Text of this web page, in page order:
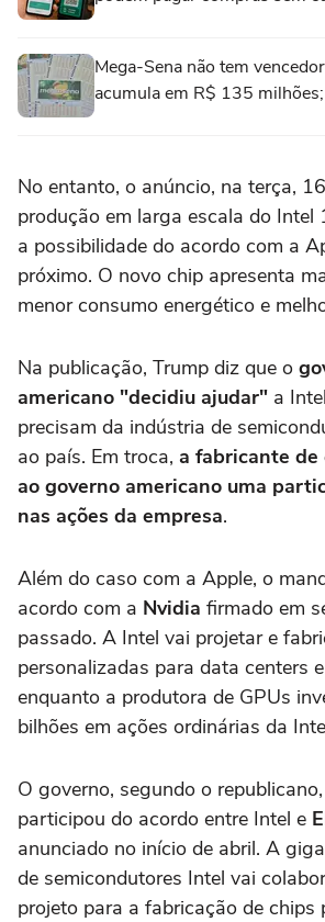
Mega-Sena não tem
acumula em R$ 135
No entanto, o anúncio, na terça,
produção em larga escala do
a possibilidade do acordo com a
próximo. O novo chip apresenta
menor consumo energético e
Na publicação, Trump diz que o
americano "decidiu ajudar" a
precisam da indústria de
ao país. Em troca, a fabricante de
ao governo americano uma
nas ações da empresa.
Além do caso com a Apple, o
acordo com a Nvidia firmado em
passado. A Intel vai projetar e
personalizadas para data centers
enquanto a produtora de GPUs
bilhões em ações ordinárias da
O governo, segundo o
participou do acordo entre Intel e
anunciado no início de abril. A
de semicondutores Intel vai
projeto para a fabricação de chips